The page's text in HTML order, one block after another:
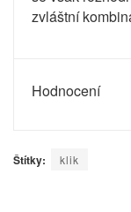
zvláštní
Hodnocení
Štítky: klik